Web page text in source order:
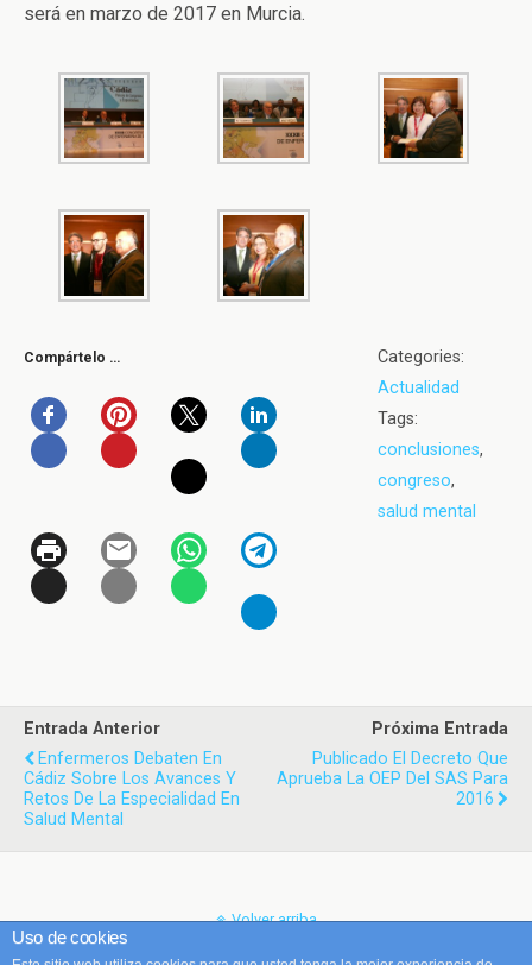
será en marzo de 2017 en Murcia.
Compártelo …
Categories:
Actualidad
Tags:
conclusiones,
congreso,
salud mental
Entrada Anterior
Enfermeros Debaten En
Cádiz Sobre Los Avances Y
Retos De La Especialidad En
Salud Mental
Próxima Entrada
Publicado El Decreto Que
Aprueba La OEP Del SAS Para
2016
Volver arriba
Uso de cookies